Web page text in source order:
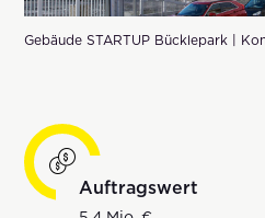
Gebäude STARTUP Bücklepark |
Auftragswert